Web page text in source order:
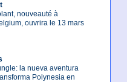
nouveauté à
ouvrira le 13 mars
la nueva aventura
Polynesia en